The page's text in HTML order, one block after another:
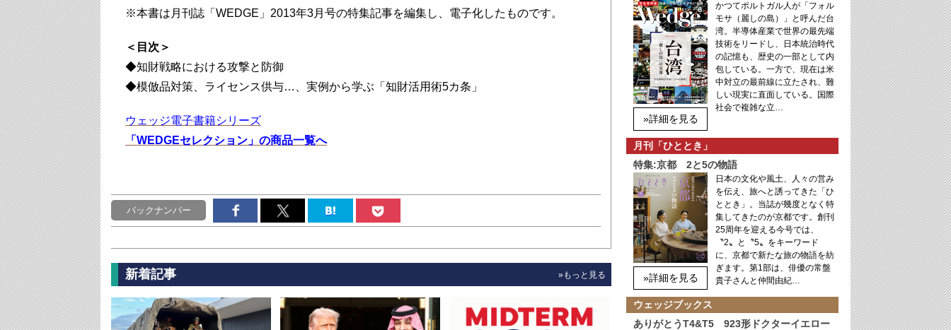
※本書は月刊誌「WEDGE」2013年3月号の特集記事を編集し、電子化したものです。
＜目次＞
◆知財戦略における攻撃と防御
◆模倣品対策、ライセンス供与…、実例から学ぶ「知財活用術5カ条」
ウェッジ電子書籍シリーズ
「WEDGEセレクション」の商品一覧へ
バックナンバー
新着記事 »もっと見る
»詳細を見る
かつてポルトガル人が「フォル
モサ（麗しの島）」と呼んだ台
湾。半導体産業で世界の最先端
技術をリードし、日本統治時代
の記憶も、歴史の一部として内
包している。一方で、現在は米
中対立の最前線に立たされ、難
しい現実に直面している。国際
社会で複雑な立…
月刊「ひととき」
特集:京都 2と5の物語
»詳細を見る
日本の文化や風土、人々の営み
を伝え、旅へと誘ってきた「ひ
ととき」。当誌が幾度となく特
集してきたのが京都です。創刊
25周年を迎える今号では、
〝2〟と〝5〟をキーワード
に、京都で新たな旅の物語を紡
ぎます。第1部は、俳優の常盤
貴子さんと仲間由紀…
ウェッジブックス
ありがとうT4&T5 923形ドクターイエロー